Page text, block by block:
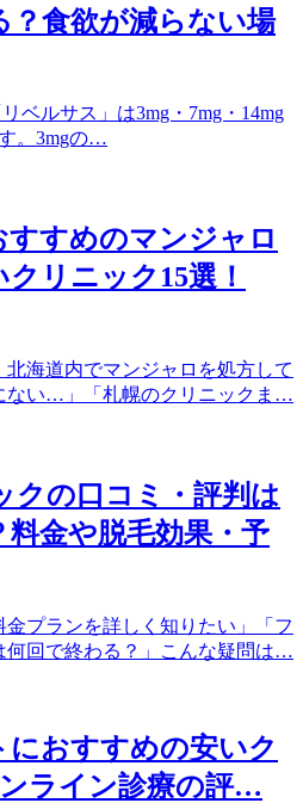
？食欲が減らない場
ベルサス」は3mg・7mg・14mg
。3mgの…
すすめのマンジャロ
リニック15選！
北海道内でマンジャロを処方して
ない…」「札幌のクリニックま…
クの口コミ・評判は
金や脱毛効果・予
金プランを詳しく知りたい」「フ
何回で終わる？」こんな疑問は…
おすすめの安いク
ライン診療の評…